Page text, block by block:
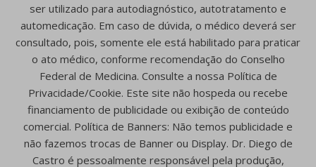
ser utilizado para autodiagnóstico, autotratamento e
automedicação. Em caso de dúvida, o médico deverá ser
consultado, pois, somente ele está habilitado para praticar
o ato médico, conforme recomendação do Conselho
Federal de Medicina. Consulte a nossa Política de
Privacidade/Cookie. Este site não hospeda ou recebe
financiamento de publicidade ou exibição de conteúdo
comercial. Política de Banners: Não temos publicidade e
não fazemos trocas de Banner ou Display. Dr. Diego de
Castro é pessoalmente responsável pela produção,